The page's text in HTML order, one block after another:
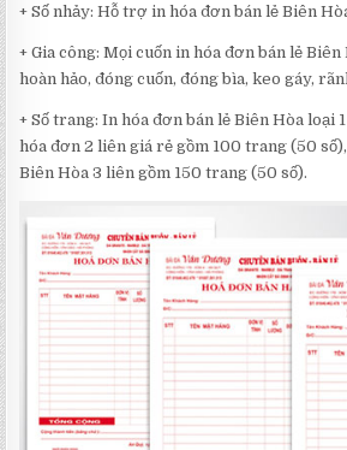
+ Số nhảy: Hỗ trợ in hóa đơn bán lẻ Biên
+ Gia công: Mọi cuốn in hóa đơn bán lẻ
hoàn hảo, đóng cuốn, đóng bìa, keo gáy,
+ Số trang: In hóa đơn bán lẻ Biên Hòa loại
hóa đơn 2 liên giá rẻ gồm 100 trang (50
Biên Hòa 3 liên gồm 150 trang (50 số).